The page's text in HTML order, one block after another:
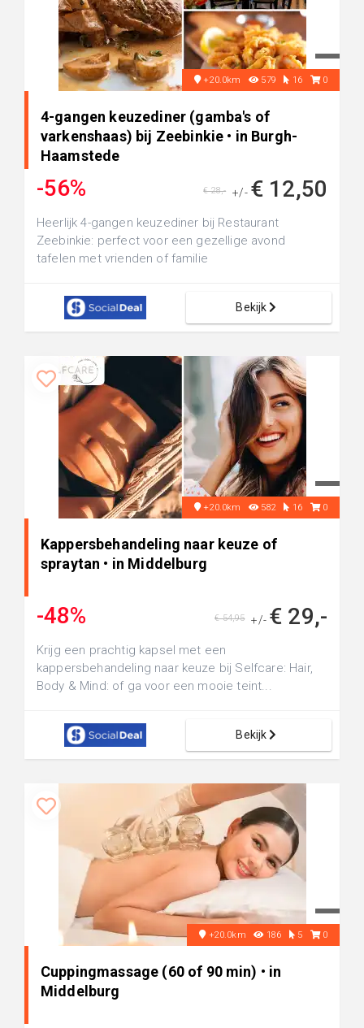
+20.0km 579 16 0
4-gangen keuzediner (gamba's of
varkenshaas) bij Zeebinkie • in Burgh-
Haamstede
-56% +/- € 12,50
€ 28,-
Heerlijk 4-gangen keuzediner bij Restaurant
Zeebinkie: perfect voor een gezellige avond
tafelen met vrienden of familie
Bekijk
+20.0km 582 16 0
Kappersbehandeling naar keuze of
spraytan • in Middelburg
-48% +/- € 29,-
€ 54,95
Krijg een prachtig kapsel met een
kappersbehandeling naar keuze bij Selfcare: Hair,
Body & Mind: of ga voor een mooie teint...
Bekijk
+20.0km 186 5 0
Cuppingmassage (60 of 90 min) • in
Middelburg